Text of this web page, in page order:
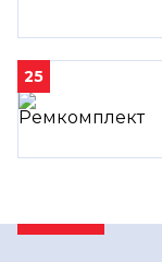
25